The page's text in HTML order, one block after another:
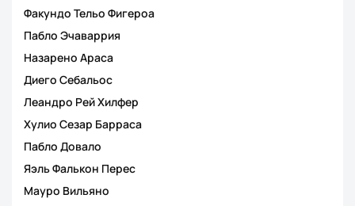
Факундо Тельо Фигероа
Пабло Эчаваррия
Назарено Араса
Диего Себальос
Леандро Рей Хилфер
Хулио Сезар Барраса
Пабло Довало
Яэль Фалькон Перес
Мауро Вильяно